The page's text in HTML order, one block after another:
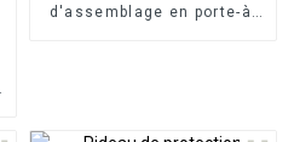
d'assemblage en porte-à-